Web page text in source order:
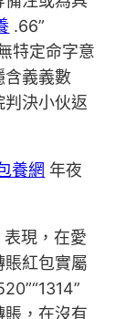
.66”
特定命字意
含義義數
決小伙返
養網 年夜
現，在愛
紅包實屬
賬，在沒有